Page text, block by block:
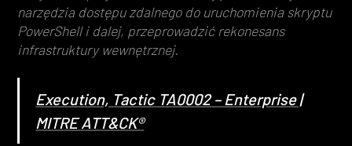
narzędzia dostępu zdalnego do uruchomienia skryptu
PowerShell i dalej, przeprowadzić rekonesans
infrastruktury wewnętrznej.
Execution, Tactic TA0002 – Enterprise |
MITRE ATT&CK®